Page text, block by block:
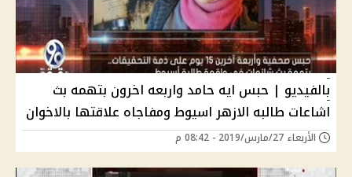
بالفيديو | حبس ايه حامد واربعه اخرون بتهمه بث
اشاعات طالبه الازهر اسيوط ومفاجاه علاقتها بالاخوان
الأربعاء 27/مارس/2019 - 08:42 م